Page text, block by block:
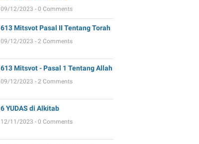
09/12/2023 - 0 Comments
613 Mitsvot Pasal II Tentang Torah
09/12/2023 - 2 Comments
613 Mitsvot - Pasal 1 Tentang Allah
09/12/2023 - 2 Comments
6 YUDAS di Alkitab
12/11/2023 - 0 Comments